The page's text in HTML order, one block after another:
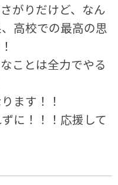
がりだけど、なん
高校での最高の思
ことは全力でやる
ます！！
に！！！応援して